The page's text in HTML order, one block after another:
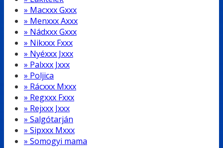
» Macxxx Gxxx
» Menxxx Axxx
» Nádxxx Gxxx
» Nikxxx Fxxx
» Nyéxxx Jxxx
» Palxxx Jxxx
» Poljica
» Rácxxx Mxxx
» Regxxx Fxxx
» Rejxxx Jxxx
» Salgótarján
» Sipxxx Mxxx
» Somogyi mama